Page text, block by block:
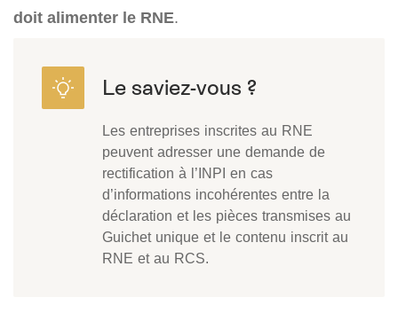
doit alimenter le RNE.
Les entreprises inscrites au RNE
peuvent adresser une demande de
rectification à l’INPI en cas
d’informations incohérentes entre la
déclaration et les pièces transmises au
Guichet unique et le contenu inscrit au
RNE et au RCS.